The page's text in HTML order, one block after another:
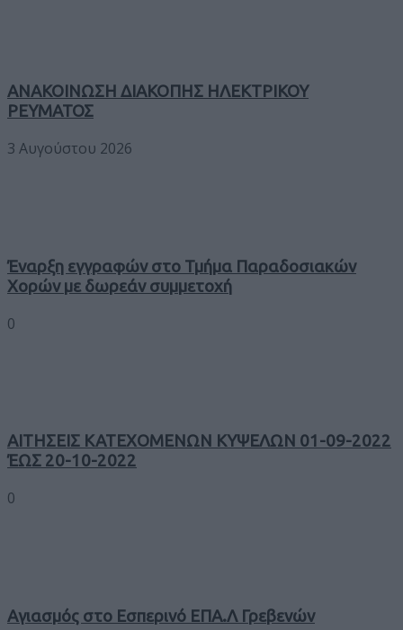
ΑΝΑΚΟΙΝΩΣΗ ΔΙΑΚΟΠΗΣ ΗΛΕΚΤΡΙΚΟΥ
ΡΕΥΜΑΤΟΣ
3 Αυγούστου 2026
Έναρξη εγγραφών στο Τμήμα Παραδοσιακών
Χορών με δωρεάν συμμετοχή
0
ΑΙΤΗΣΕΙΣ ΚΑΤΕΧΟΜΕΝΩΝ ΚΥΨΕΛΩΝ 01-09-2022
ΈΩΣ 20-10-2022
0
Αγιασμός στο Εσπερινό ΕΠΑ.Λ Γρεβενών